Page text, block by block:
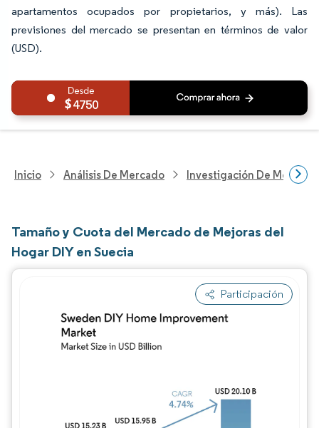
apartamentos ocupados por propietarios, y más). Las
previsiones del mercado se presentan en términos de valor
(USD).
4750
Inicio Análisis De Mercado Investigación De Mejoras
Tamaño y Cuota del Mercado de Mejoras del
Hogar DIY en Suecia
Participación